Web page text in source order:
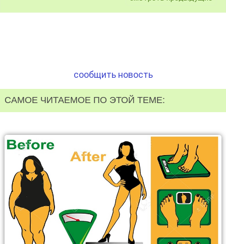
сообщить новость
САМОЕ ЧИТАЕМОЕ ПО ЭТОЙ ТЕМЕ: